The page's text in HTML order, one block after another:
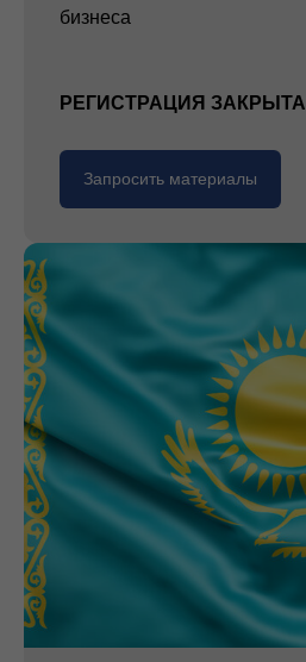
бизнеса
РЕГИСТРАЦИЯ ЗАКРЫТА
Запросить материалы